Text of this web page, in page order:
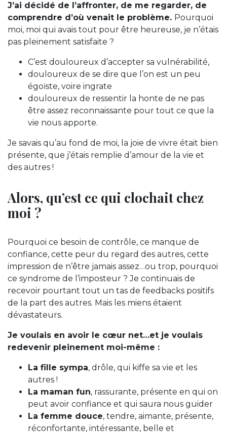
J’ai décidé de l’affronter, de me regarder, de
comprendre d’où venait le problème. Pourquoi
moi, moi qui avais tout pour être heureuse, je n’étais
pas pleinement satisfaite ?
C’est douloureux d’accepter sa vulnérabilité,
douloureux de se dire que l’on est un peu
égoïste, voire ingrate
douloureux de ressentir la honte de ne pas
être assez reconnaissante pour tout ce que la
vie nous apporte.
Je savais qu’au fond de moi, la joie de vivre était bien
présente, que j’étais remplie d’amour de la vie et
des autres !
Alors, qu’est ce qui clochait chez
moi ?
Pourquoi ce besoin de contrôle, ce manque de
confiance, cette peur du regard des autres, cette
impression de n’être jamais assez…ou trop, pourquoi
ce syndrome de l’imposteur ? Je continuais de
recevoir pourtant tout un tas de feedbacks positifs
de la part des autres. Mais les miens étaient
dévastateurs.
Je voulais en avoir le cœur net…et je voulais
redevenir pleinement moi-même :
La fille sympa, drôle, qui kiffe sa vie et les
autres !
La maman fun, rassurante, présente en qui on
peut avoir confiance et qui saura nous guider
La femme douce, tendre, aimante, présente,
réconfortante, intéressante, belle et